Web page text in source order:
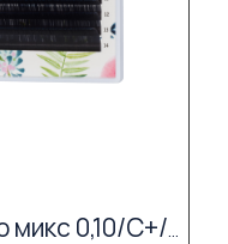
Черные ресницы Lash&Go микс 0,10/C+/5-9 mm (16 линий)